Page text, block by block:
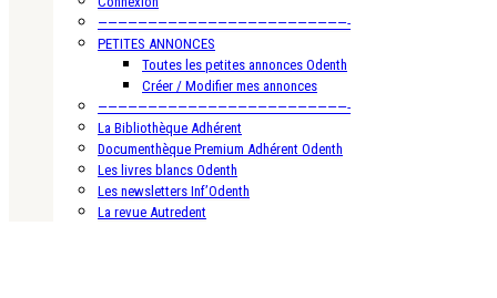
—————————————————————————-
PETITES ANNONCES
Toutes les petites annonces Odenth
Créer / Modifier mes annonces
—————————————————————————-
La Bibliothèque Adhérent
Documenthèque Premium Adhérent Odenth
Les livres blancs Odenth
Les newsletters Inf’Odenth
La revue Autredent